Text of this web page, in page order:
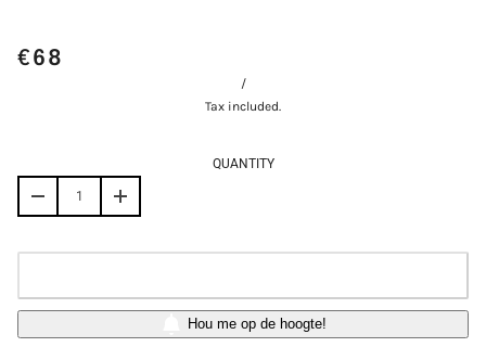
€68
/
Tax included.
QUANTITY
Hou me op de hoogte!
Login required
Log in to your account to add products to your wishlist